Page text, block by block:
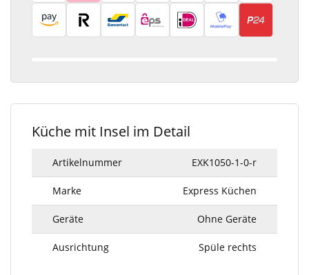
Küche mit Insel im Detail
Artikelnummer EXK1050-1-0-r
Marke Express Küchen
Geräte Ohne Geräte
Ausrichtung Spüle rechts